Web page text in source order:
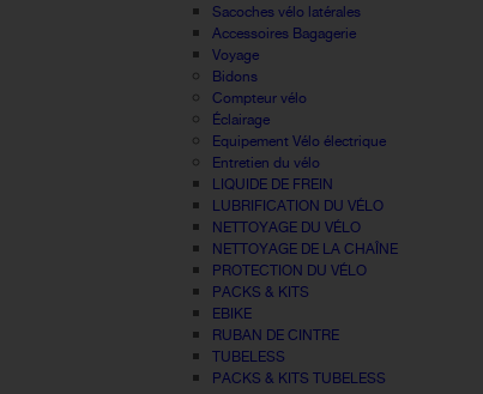
Sacoches vélo latérales
Accessoires Bagagerie
Voyage
Bidons
Compteur vélo
Éclairage
Equipement Vélo électrique
Entretien du vélo
LIQUIDE DE FREIN
LUBRIFICATION DU VÉLO
NETTOYAGE DU VÉLO
NETTOYAGE DE LA CHAÎNE
PROTECTION DU VÉLO
PACKS & KITS
EBIKE
RUBAN DE CINTRE
TUBELESS
PACKS & KITS TUBELESS